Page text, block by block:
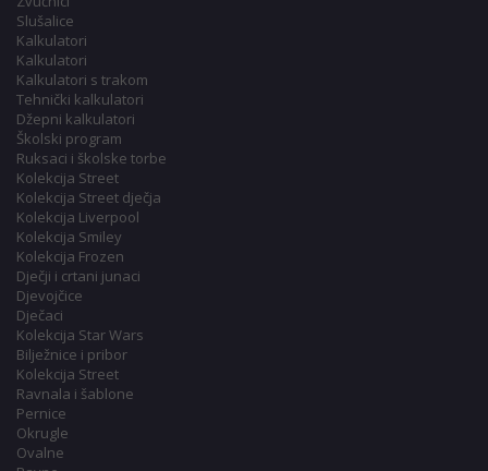
Slušalice
Kalkulatori
Kalkulatori
Kalkulatori s trakom
Tehnički kalkulatori
Džepni kalkulatori
Školski program
Ruksaci i školske torbe
Kolekcija Street
Kolekcija Street dječja
Kolekcija Liverpool
Kolekcija Smiley
Kolekcija Frozen
Dječji i crtani junaci
Djevojčice
Dječaci
Kolekcija Star Wars
Bilježnice i pribor
Kolekcija Street
Ravnala i šablone
Pernice
Okrugle
Ovalne